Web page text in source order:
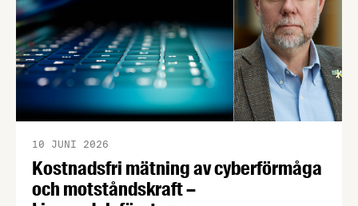
Kostnadsfri mätning av cyberförmåga
och motståndskraft –
10 JUNI 2026